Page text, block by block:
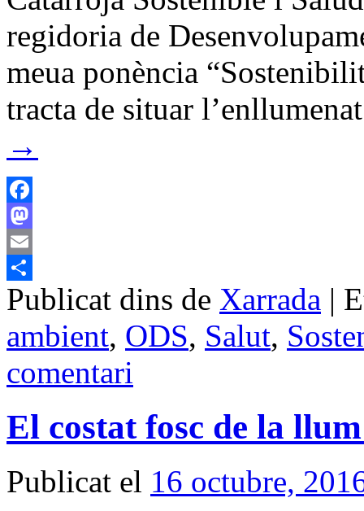
regidoria de
meua ponència
tracta de situar
→
Facebook
Mastodon
Email
Comparteix
Publicat dins de Xarrada |
ambient, ODS, Salut,
comentari
El costat fosc de la
Publicat el 16 octubre,